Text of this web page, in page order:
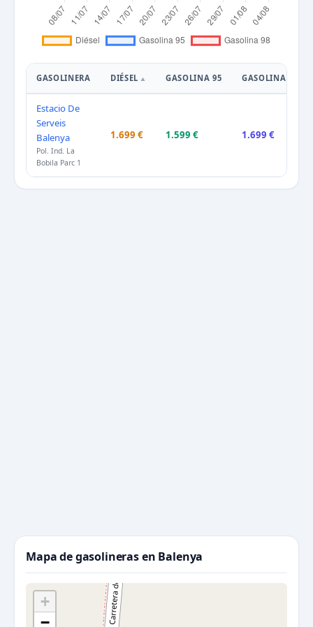
GASOLINERA DIÉSEL GASOLINA 95 GASOLINA 98
Estacio De
Serveis
Balenya
Pol. Ind. La
Bobila Parc 1
1.699 € 1.599 € 1.699 €
Mapa de gasolineras en Balenya
+
−